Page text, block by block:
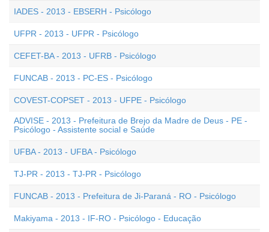
IADES - 2013 - EBSERH - Psicólogo
UFPR - 2013 - UFPR - Psicólogo
CEFET-BA - 2013 - UFRB - Psicólogo
FUNCAB - 2013 - PC-ES - Psicólogo
COVEST-COPSET - 2013 - UFPE - Psicólogo
ADVISE - 2013 - Prefeitura de Brejo da Madre de Deus - PE -
Psicólogo - Assistente social e Saúde
UFBA - 2013 - UFBA - Psicólogo
TJ-PR - 2013 - TJ-PR - Psicólogo
FUNCAB - 2013 - Prefeitura de Ji-Paraná - RO - Psicólogo
Makiyama - 2013 - IF-RO - Psicólogo - Educação